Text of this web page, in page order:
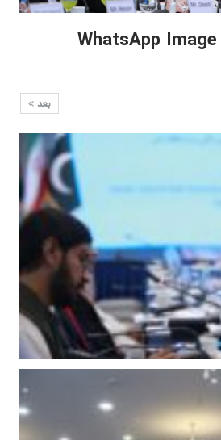
WhatsApp
بعد